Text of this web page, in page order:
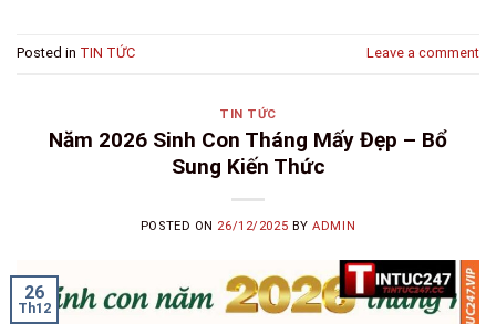
Posted in TIN TỨC Leave a comment
TIN TỨC
Năm 2026 Sinh Con Tháng Mấy Đẹp – Bổ
Sung Kiến Thức
POSTED ON 26/12/2025 BYADMIN
26
Th12